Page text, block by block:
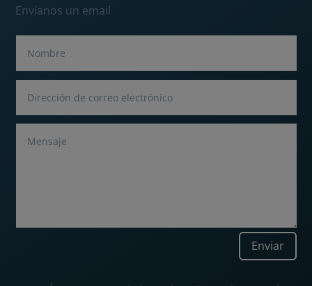
Envíanos un email
Enviar